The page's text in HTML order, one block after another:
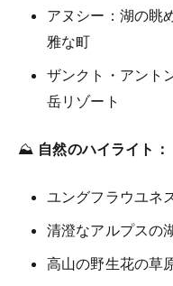
アヌシー：湖の眺
雅な町
ザンクト・アント
岳リゾート
⛰️ 自然のハイライト：
ユングフラウユネ
清澄なアルプスの
高山の野生花の草